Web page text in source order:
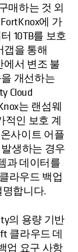
매하는 것 외
에 가
10TB를 보호
갭을 통해
에서 변조 불
개선하는
Cloud
는 랜섬웨
적인 보호 계
사이트 어플
생하는 경우
과 데이터를
라우드 백업
명합니다.
의 용량 기반
클라우드 데
업 요구 사항